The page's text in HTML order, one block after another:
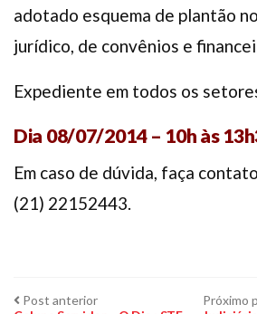
adotado esquema de plantão
jurídico, de convênios e
Expediente em todos os
Dia 08/07/2014 – 10h às
Em caso de dúvida, faça
(21) 22152443.
Post anteriorPost
Próximo